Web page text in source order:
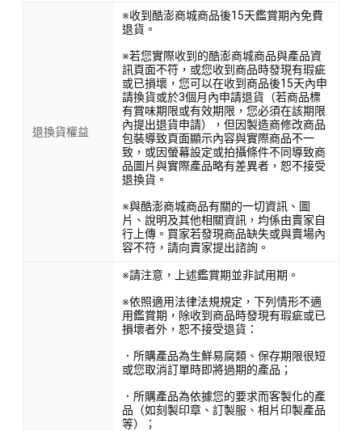
退換貨權益
※收到酷澎商城商品後15天鑑賞期內免費
退貨。
※若您實際收到的酷澎商城商品與產品資
訊頁面不符，或您收到商品時發現有瑕疵
或已損壞，您可以在收到商品後15天內申
請換貨或於3個月內申請退貨（若商品標
有賞味期限或有效期限，您必須在該期限
內提出退貨申請），但因製造商修改商品
包裝導致頁面顯示內容與實際商品不一
致，或因螢幕設定或拍攝條件不同導致商
品圖片與實際產品略有差異者，恕不接受
退換貨。
※與酷澎商城商品有關的一切資訊、圖
片、說明及其他相關資訊，均係由賣家自
行上傳。買家若發現商品缺失或與賣場內
容不符，請向賣家提出諮詢。
※請注意，上述鑑賞期並非試用期。
※依照適用法律法規規定，下列情形不適
用鑑賞期，除收到商品時發現有瑕疵或已
損壞者外，恕不接受退貨：
．所購產品為生鮮易腐類、保存期限很短
或您取消訂單時即將過期的產品；
．所購產品為依據您的要求而客製化的產
品（如刻製印章、訂製服、相片印製產品
等）；